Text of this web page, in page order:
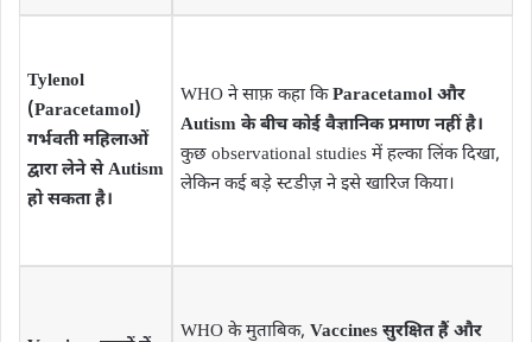
Tylenol
(Paracetamol)
गर्भवती महिलाओं
द्वारा लेने से Autism
हो सकता है।
WHO ने साफ़ कहा किParacetamol और
Autism के बीच कोई वैज्ञानिक प्रमाण नहीं है।
कुछ observational studies में हल्का लिंक दिखा,
लेकिन कई बड़े स्टडीज़ ने इसे खारिज किया।
WHO के मुताबिक, Vaccines सुरक्षित हैं और